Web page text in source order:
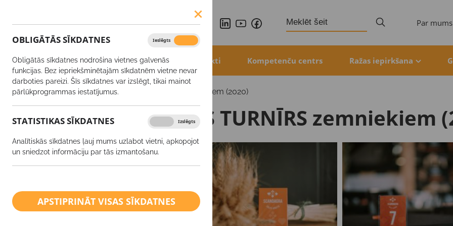
Search
for: Par mums
Aktualitātes Akcijas Produkti Kompetenču centrs Ražas iepirkšana
Galerijas SCANDAGRA ZOLES TURNĪRS zemniekiem (2020)
SCANDAGRA ZOLES TURNĪRS zemniekiem
OBLIGĀTĀS SĪKDATNES Ieslēgts
Obligātās sīkdatnes nodrošina vietnes galvenās
funkcijas. Bez iepriekšminētajām sīkdatnēm vietne nevar
darboties pareizi. Šīs sīkdatnes var izslēgt, tikai mainot
pārlūkprogrammas iestatījumus.
STATISTIKAS SĪKDATNES Izslēgts
Analītiskās sīkdatnes ļauj mums uzlabot vietni, apkopojot
un sniedzot informāciju par tās izmantošanu.
APSTIPRINĀT VISAS SĪKDATNES